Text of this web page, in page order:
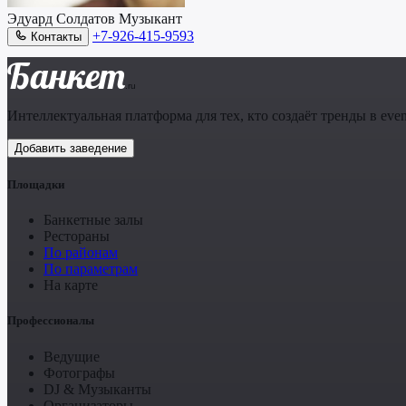
Эдуард Солдатов Музыкант
Контакты +7-926-415-9593
Банкет .ru
Интеллектуальная платформа для тех, кто создаёт тренды в
Добавить заведение
Площадки
Банкетные залы
Рестораны
По районам
По параметрам
На карте
Профессионалы
Ведущие
Фотографы
DJ & Музыканты